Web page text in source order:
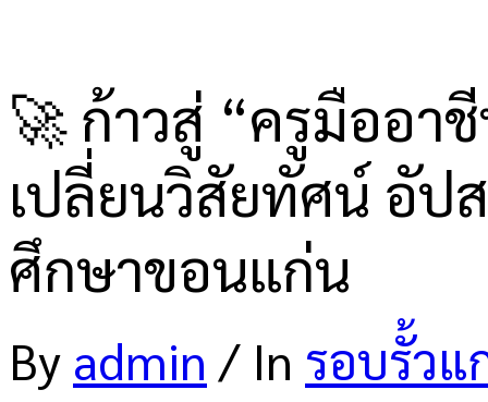
🚀 ก้าวสู่ “ครูมืออา
เปลี่ยนวิสัยทัศน์ อัป
ศึกษาขอนแก่น
By admin / In รอบรั้ว